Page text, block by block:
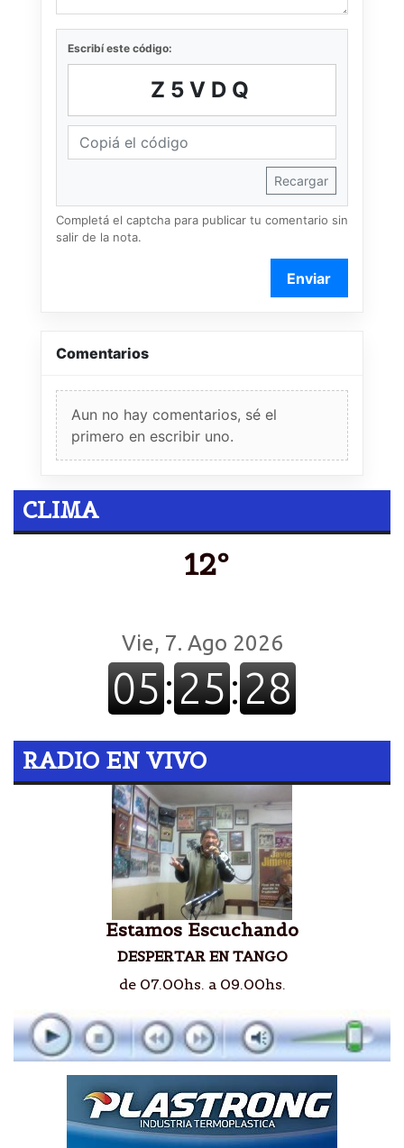
Escribí este código:
Z5VDQ
Recargar
Completá el captcha para publicar tu comentario sin
salir de la nota.
Enviar
Comentarios
Aun no hay comentarios, sé el
primero en escribir uno.
CLIMA
12º
RADIO EN VIVO
Estamos Escuchando
DESPERTAR EN TANGO
de 07.00hs. a 09.00hs.